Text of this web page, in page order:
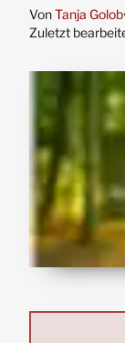
VonTanja Golob
Zuletzt